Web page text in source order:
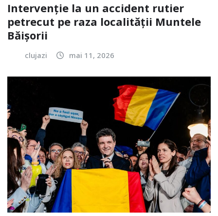
Intervenție la un accident rutier
petrecut pe raza localității Muntele
Băișorii
clujazi mai 11, 2026